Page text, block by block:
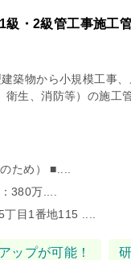
・2級管工事施工
築物から小規模工事
生、消防等）の施工
ため） ■....
380万....
目1番地115 ....
ップが可能！